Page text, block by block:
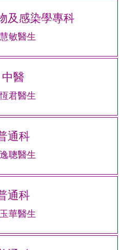
及感染學專科
敏醫生
中醫
君醫生
通科
聰醫生
通科
華醫生